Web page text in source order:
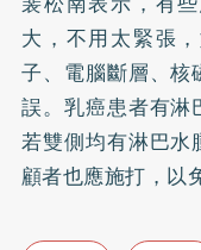
大，不用太緊張
子、電腦斷層、
誤。乳癌患者有淋
若雙側均有淋巴水
顧者也應施打，以